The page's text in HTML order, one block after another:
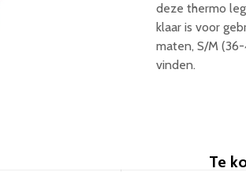
van 2026
deze thermo
klaar is voor
maten, S/M
vinden.
Te